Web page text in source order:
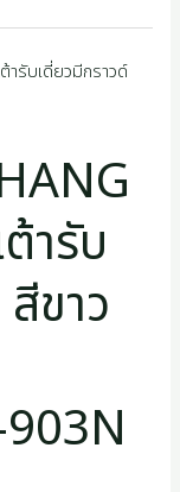
ารับ
ขาว